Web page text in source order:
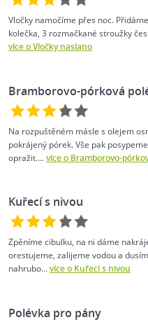
Vločky namočíme přes noc.
kolečka, 3 rozmačkané stroužky
více o Vločky naslano
Bramborovo-pórková
Na rozpuštěném másle s olejem
pokrájený pórek. Vše pak
opražit....více o Bramborovo-
Kuřecí s nivou
Zpěníme cibulku, na ni dáme
orestujeme, zalijeme vodou a
nahrubo...více o Kuřecí s nivou
Polévka pro pány